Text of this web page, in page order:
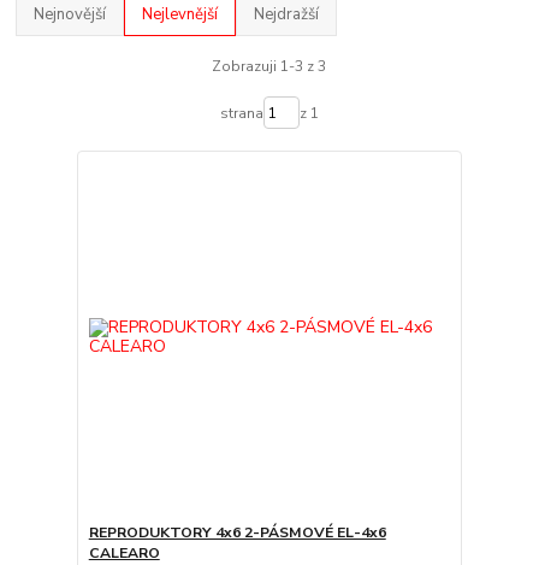
Nejnovější Nejlevnější Nejdražší
Zobrazuji 1-3 z 3
strana z 1
REPRODUKTORY 4x6 2-PÁSMOVÉ EL-4x6
CALEARO